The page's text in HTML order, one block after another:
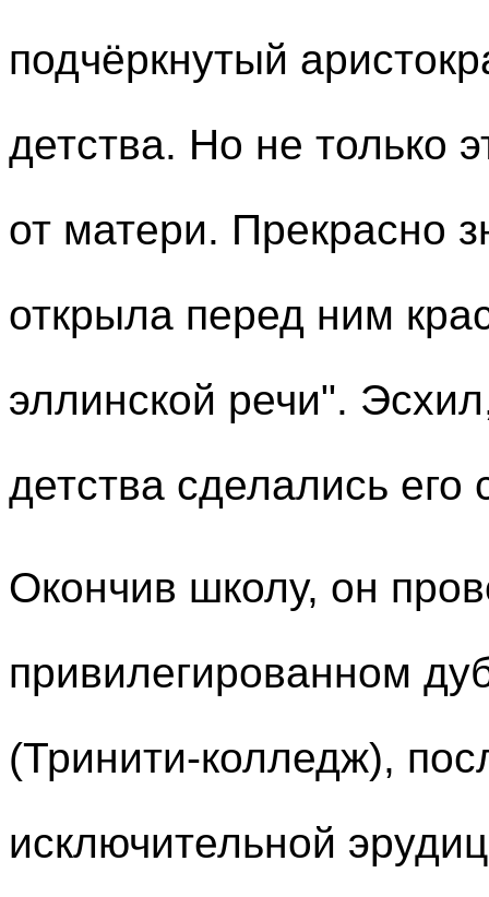
подчёркнутый
детства. Но не только
от матери. Прекрасно
открыла перед ним
эллинской речи".
детства сделались его
Окончив школу, он
привилегированном
(Тринити-колледж),
исключительной